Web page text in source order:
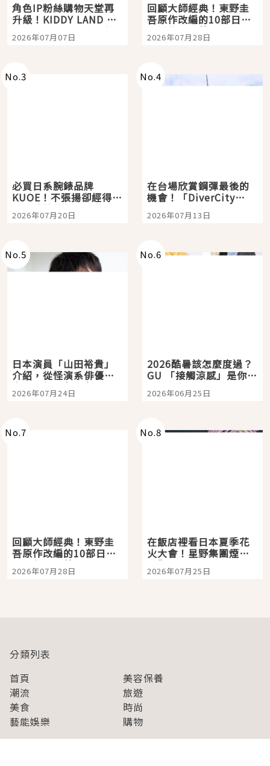
角色IP粉絲購物天堂再
升級！KIDDY LAND 原
宿店吉伊卡哇迎客，新
開幕 OMOKADO 店3分
2026年07月07日
回顧大師經典！東野圭
吾原作改編的10部日本
影視作品推薦
2026年07月28日
No.3
必買日系腕錶品牌
KUOE！不張揚卻經得起
時間洗鍊的經典之作五
選
2026年07月20日
No.4
在台場欣賞鋼彈最後的
機會！「DiverCity
Tokyo Plaza」搭船、
購物、美食及夜景，一
2026年07月13日
No.5
日本演員「山田裕貴」
介紹，從怪演系俳優走
向國民級日劇主角
2026年07月24日
No.6
2026酷暑該怎麼度過？
GU 「接觸涼感」是你的
夏日救星
2026年06月25日
No.7
回顧大師經典！東野圭
吾原作改編的10部日本
影視作品推薦
2026年07月28日
No.8
在飯店裡看日本夏季花
火大會！星野集團煙火
景觀飯店6選，讓你不用
人擠人悠閒欣賞
2026年07月25日
分類列表
首頁
美容保養
潮流
旅遊
美食
時尚
藝能娛樂
購物